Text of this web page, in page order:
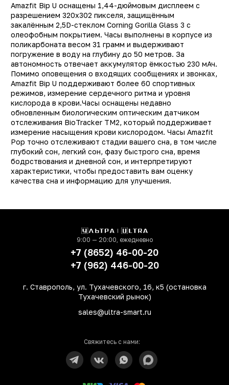
Amazfit Bip U оснащены 1,44-дюймовым дисплеем с
разрешением 320x302 пикселя, защищённым
закалённым 2,5D-стеклом Corning Gorilla Glass 3 с
олеофобным покрытием. Часы выполнены в корпусе из
поликарбоната весом 31 грамм и выдерживают
погружение в воду на глубину до 50 метров. За
автономность отвечает аккумулятор ёмкостью 230 мАч.
Помимо оповещения о входящих сообщениях и звонках,
Amazfit Bip U поддерживают более 60 спортивных
режимов, измерение сердечного ритма и уровня
кислорода в крови.Часы оснащены недавно
обновленным биологическим оптическим датчиком
отслеживания BioTracker TM2, который поддерживает
измерение насыщения крови кислородом. Часы Amazfit
Pop точно отслеживают стадии вашего сна, в том числе
глубокий сон, легкий сон, фазу быстрого сна, время
бодрствования и дневной сон, и интерпретируют
характеристики, чтобы предоставить вам оценку
качества сна и информацию для улучшения.
данные
цвета
11009,
от пыли и влаги
аккумулятора
экрана (Дюйм)
корпуса
40,9*35,5*11,4
гироскоп,
9:00 — 20:00, ежедневно
+7 (8652) 46-00-20
+7 (962) 446-00-20
г. Ставрополь, ул. Тухачевского, 16, к5 (остановка
Тухачевский рынок)
sales@ultra-smart.ru
Свяжитесь с нами: